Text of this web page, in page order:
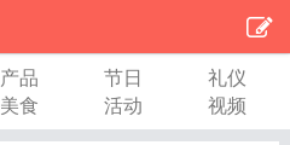
产品 节日
礼仪
美食 活动 视频